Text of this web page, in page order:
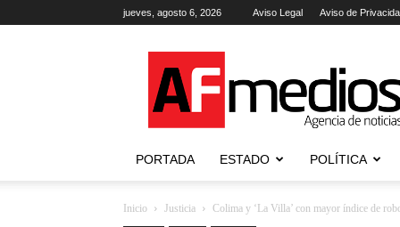
jueves, agosto 6, 2026 Aviso Legal Aviso de
Agencia
de
Noticias
PORTADA ESTADO POLÍTICA
Inicio Justicia Colima y ‘La Villa’ con mayor índice de